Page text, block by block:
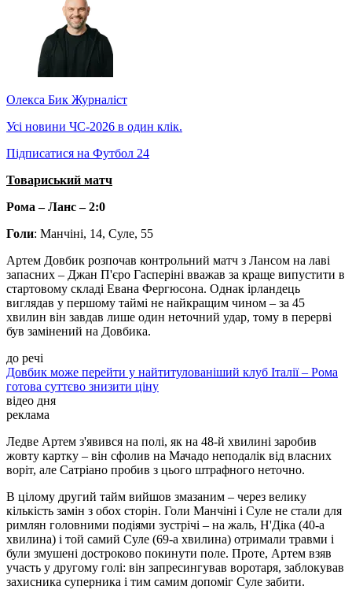
Олекса Бик Журналіст
Усі новини ЧС-2026 в один клік.
Підписатися на Футбол 24
Товариський матч
Рома – Ланс – 2:0
Голи: Манчіні, 14, Суле, 55
Артем Довбик розпочав контрольний матч з Лансом на лаві
запасних – Джан П'єро Гасперіні вважав за краще випустити в
стартовому складі Евана Фергюсона. Однак ірландець
виглядав у першому таймі не найкращим чином – за 45
хвилин він завдав лише один неточний удар, тому в перерві
був замінений на Довбика.
до речі
Довбик може перейти у найтитулованіший клуб Італії – Рома
готова суттєво знизити ціну
відео дня
реклама
Ледве Артем з'явився на полі, як на 48-й хвилині заробив
жовту картку – він сфолив на Мачадо неподалік від власних
воріт, але Сатріано пробив з цього штрафного неточно.
В цілому другий тайм вийшов змазаним – через велику
кількість замін з обох сторін. Голи Манчіні і Суле не стали для
римлян головними подіями зустрічі – на жаль, Н'Діка (40-а
хвилина) і той самий Суле (69-а хвилина) отримали травми і
були змушені достроково покинути поле. Проте, Артем взяв
участь у другому голі: він запресингував воротаря, заблокував
захисника суперника і тим самим допоміг Суле забити.